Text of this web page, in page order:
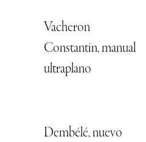
Vacheron
Constantin, manual
ultraplano
Dembélé, nuevo